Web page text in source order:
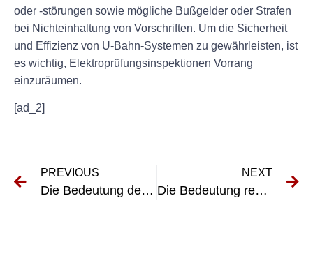
oder -störungen sowie mögliche Bußgelder oder Strafen
bei Nichteinhaltung von Vorschriften. Um die Sicherheit
und Effizienz von U-Bahn-Systemen zu gewährleisten, ist
es wichtig, Elektroprüfungsinspektionen Vorrang
einzuräumen.
[ad_2]
PREVIOUS
Die Bedeutung der Prüfung elektrischer Systeme im U-Bahn-Management
NEXT
Die Bedeutung regelmäßiger Inspektionen für tragbare Geräte in Taxiunternehmen